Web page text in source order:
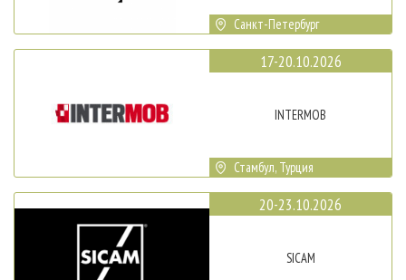
Санкт-Петербург
17-20.10.2026
INTERMOB
Стамбул, Турция
20-23.10.2026
SICAM